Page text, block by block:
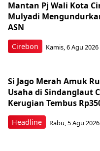
Cirebon
Mantan Pj Wali Kota
Mulyadi
ASN
Kamis, 6 Agu 2026
Headline
Si Jago Merah Amuk
Usaha di Sindanglaut
Kerugian Tembus
Rabu, 5 Agu